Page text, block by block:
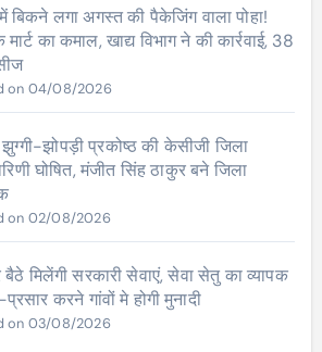
बिकने लगा अगस्त की पैकेजिंग वाला पोहा!
का कमाल, खाद्य विभाग ने की कार्रवाई, 38
on 04/08/2026
झोपड़ी प्रकोष्ठ की केसीजी जिला
घोषित, मंजीत सिंह ठाकुर बने जिला
on 02/08/2026
मिलेंगी सरकारी सेवाएं, सेवा सेतु का व्यापक
करने गांवों मे होगी मुनादी
on 03/08/2026